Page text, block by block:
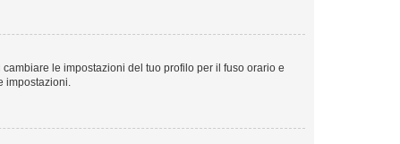
le impostazioni del tuo profilo per il fuso orario e
impostazioni.